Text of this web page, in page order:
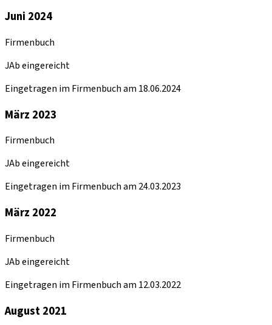
Juni 2024
Firmenbuch
JAb eingereicht
Eingetragen im Firmenbuch am 18.06.2024
März 2023
Firmenbuch
JAb eingereicht
Eingetragen im Firmenbuch am 24.03.2023
März 2022
Firmenbuch
JAb eingereicht
Eingetragen im Firmenbuch am 12.03.2022
August 2021